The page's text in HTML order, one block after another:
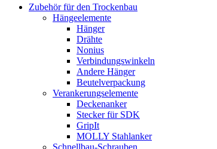
Zubehör für den Trockenbau
Hängeelemente
Hänger
Drähte
Nonius
Verbindungswinkeln
Andere Hänger
Beutelverpackung
Verankerungselemente
Deckenanker
Stecker für SDK
GripIt
MOLLY Stahlanker
Schnellbau-Schrauben